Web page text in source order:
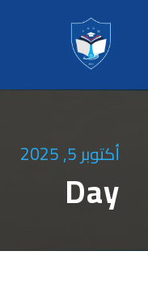
أكتوبر 5, 2025
Day